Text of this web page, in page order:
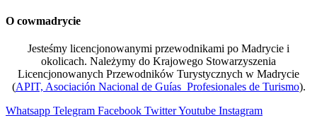
O cowmadrycie
Jesteśmy licencjonowanymi przewodnikami po Madrycie i
okolicach. Należymy do Krajowego Stowarzyszenia
Licencjonowanych Przewodników Turystycznych w Madrycie
(APIT, Asociación Nacional de Guías Profesionales de Turismo).
Whatsapp Telegram Facebook TwitterYoutube Instagram